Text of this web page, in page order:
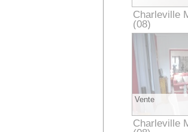
Charleville
(08)
Ardennes
Vente
Charleville